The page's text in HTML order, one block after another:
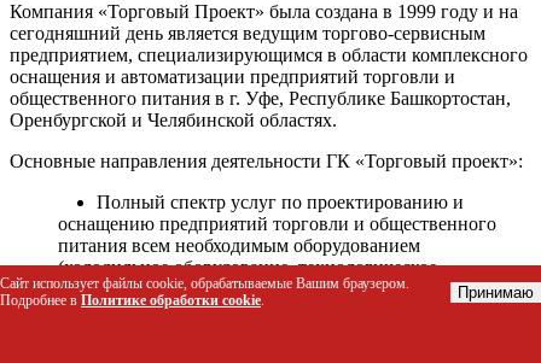
Компания «Торговый Проект» была создана в 1999 году и на
сегодняшний день является ведущим торгово-сервисным
предприятием, специализирующимся в области комплексного
оснащения и автоматизации предприятий торговли и
общественного питания в г. Уфе, Республике Башкортостан,
Оренбургской и Челябинской областях.
Основные направления деятельности ГК «Торговый проект»:
Полный спектр услуг по проектированию и
оснащению предприятий торговли и общественного
питания всем необходимым оборудованием
(холодильное оборудование, технологическое
оборудование, стеллажное оборудование и т.д.);
Автоматизация торговых процессов и внедрения
Сайт использует файлы cookie, обрабатываемые Вашим браузером.
Подробнее в Политике обработки cookie. Принимаю